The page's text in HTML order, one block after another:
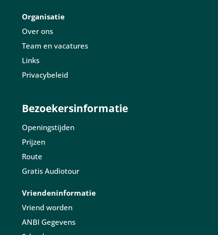
Organisatie
Over ons
Team en vacatures
Links
Privacybeleid
Bezoekersinformatie
Openingstijden
Prijzen
Route
Gratis Audiotour
Vriendeninformatie
Vriend worden
ANBI Gegevens